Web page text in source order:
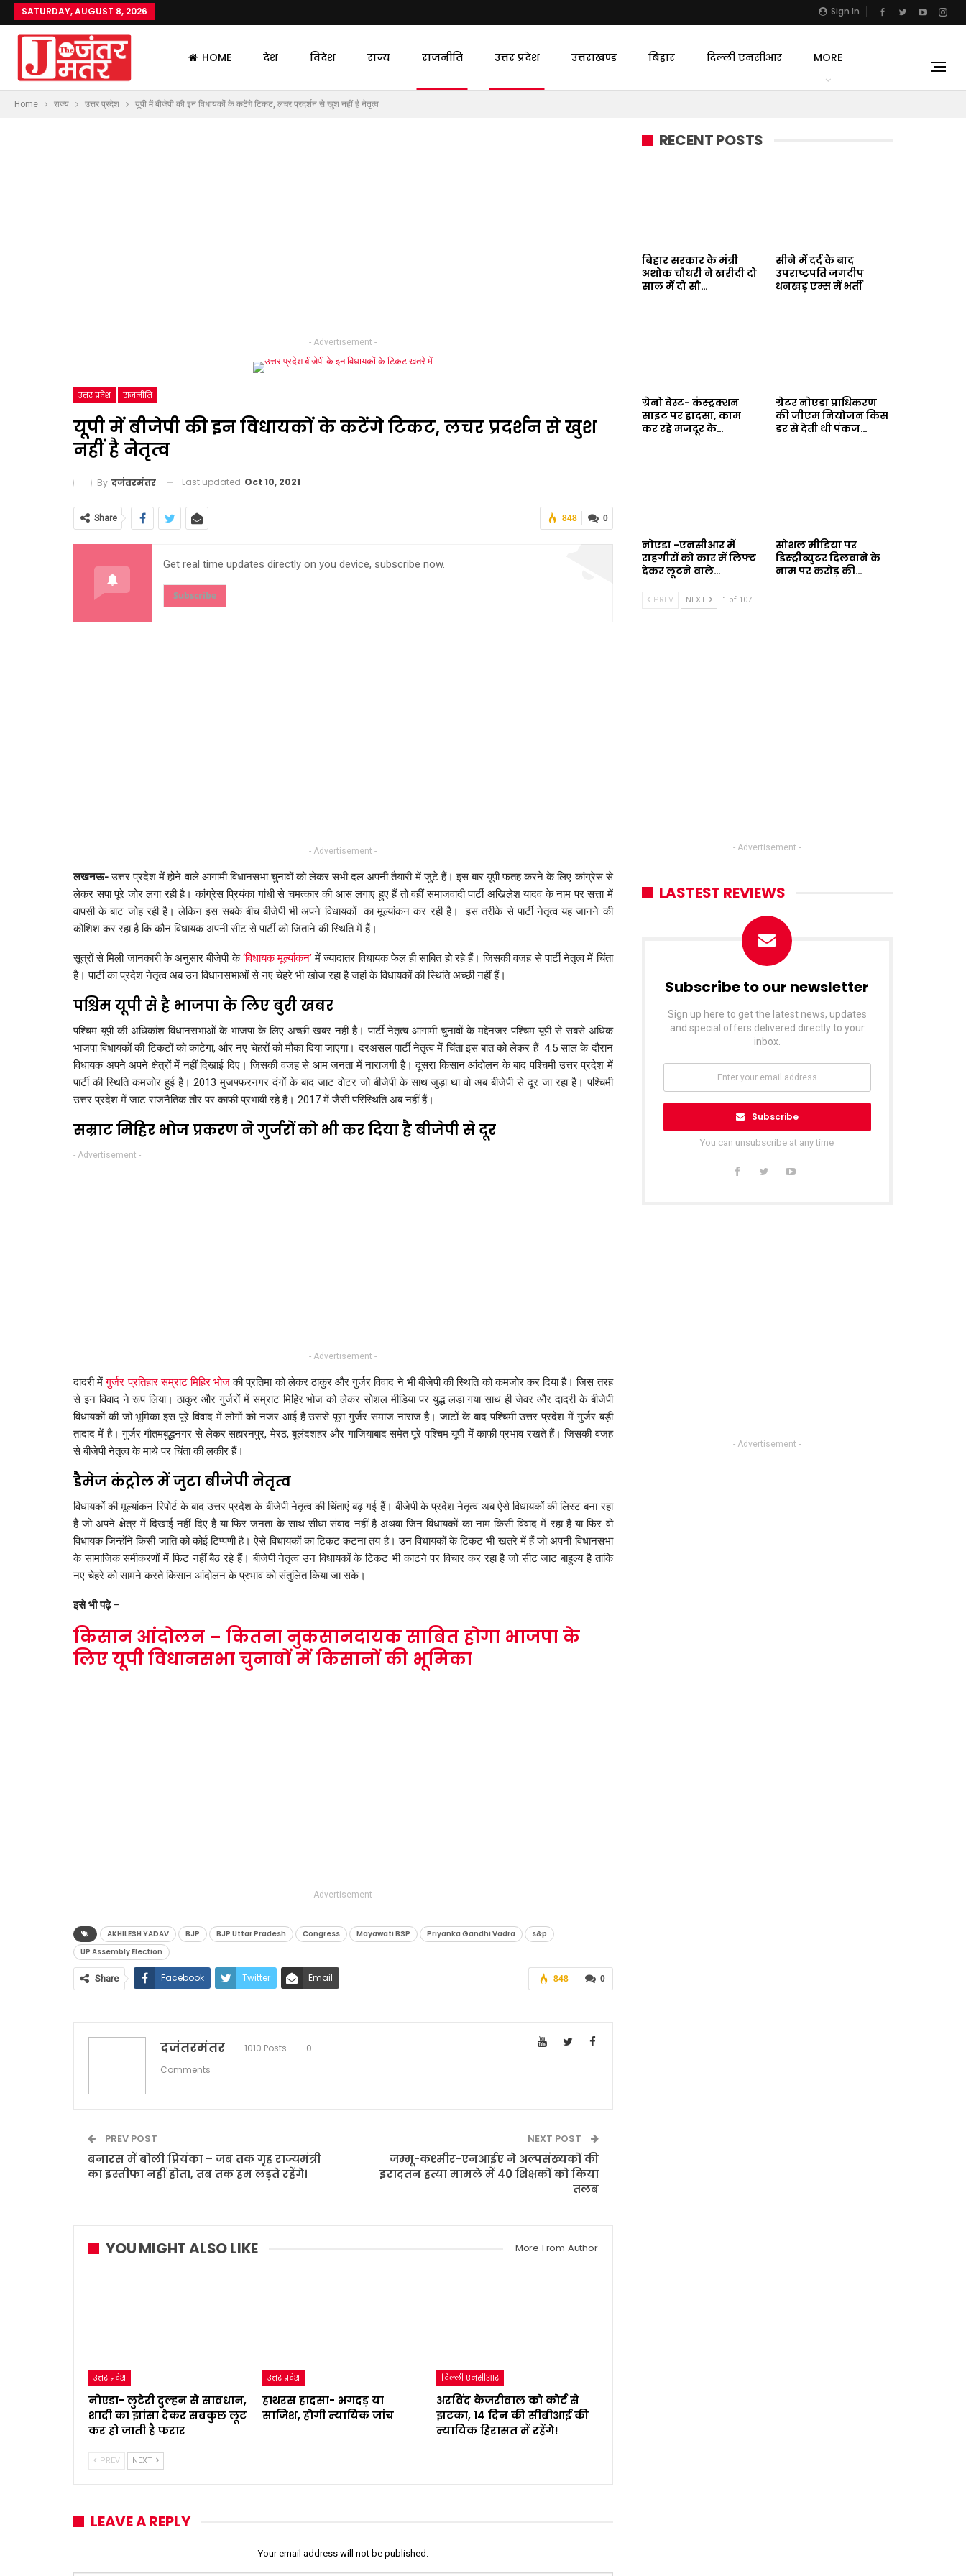
Sign In
SATURDAY, AUGUST 8, 2026
HOME देश विदेश राज्य राजनीति उत्तर प्रदेश उत्तराखण्ड बिहार दिल्ली एनसीआर MORE
Home राज्य उत्तर प्रदेश यूपी में बीजेपी की इन विधायकों के कटेंगे टिकट, लचर प्रदर्शन से खुश नहीं है नेतृत्व
- Advertisement -
उत्तर प्रदेश राजनीति
यूपी में बीजेपी की इन विधायकों के कटेंगे टिकट, लचर प्रदर्शन से खुश
नहीं है नेतृत्व
By दजंतरमंतर Last updated Oct 10, 2021
0
848
Share
Get real time updates directly on you device, subscribe now.
Subscribe
- Advertisement -
लखनऊ-उत्तर प्रदेश में होने वाले आगामी विधानसभा चुनावों को लेकर सभी दल अपनी तैयारी में जुटे हैं। इस बार यूपी फतह करने के लिए कांग्रेस से
लेकर सपा पूरे जोर लगा रही है। कांग्रेस प्रियंका गांधी से चमत्कार की आस लगाए हुए हैं तो वहीं समाजवादी पार्टी अखिलेश यादव के नाम पर सत्ता में
वापसी के बाट जोह रही है। लेकिन इस सबके बीच बीजेपी भी अपने विधायकों का मूल्यांकन कर रही है। इस तरीके से पार्टी नेतृत्व यह जानने की
कोशिश कर रहा है कि कौन विधायक अपनी सीट से पार्टी को जिताने की स्थिति में हैं।
सूत्रों से मिली जानकारी के अनुसार बीजेपी के‘विधायक मूल्यांकन’ में ज्यादातर विधायक फेल ही साबित हो रहे हैं। जिसकी वजह से पार्टी नेतृत्व में चिंता
है। पार्टी का प्रदेश नेतृत्व अब उन विधानसभाओं से नए चेहरे भी खोज रहा है जहां के विधायकों की स्थिति अच्छी नहीं हैं।
पश्चिम यूपी से है भाजपा के लिए बुरी खबर
पश्चिम यूपी की अधिकांश विधानसभाओं के भाजपा के लिए अच्छी खबर नहीं है। पार्टी नेतृत्व आगामी चुनावों के मद्देनजर पश्चिम यूपी से सबसे अधिक
भाजपा विधायकों की टिकटों को काटेगा, और नए चेहरों को मौका दिया जाएगा। दरअसल पार्टी नेतृत्व में चिंता इस बात को लेकर हैं 4.5 साल के दौरान
विधायक अपने अपने क्षेत्रों में नहीं दिखाई दिए। जिसकी वजह से आम जनता में नाराजगी है। दूसरा किसान आंदोलन के बाद पश्चिमी उत्तर प्रदेश में
पार्टी की स्थिति कमजोर हुई है। 2013 मुजफ्फरनगर दंगों के बाद जाट वोटर जो बीजेपी के साथ जुड़ा था वो अब बीजेपी से दूर जा रहा है। पश्चिमी
उत्तर प्रदेश में जाट राजनैतिक तौर पर काफी प्रभावी रहे हैं। 2017 में जैसी परिस्थिति अब नहीं हैं।
सम्राट मिहिर भोज प्रकरण ने गुर्जरों को भी कर दिया है बीजेपी से दूर
- Advertisement -
- Advertisement -
दादरी मेंगुर्जर प्रतिहार सम्राट मिहिर भोजकी प्रतिमा को लेकर ठाकुर और गुर्जर विवाद ने भी बीजेपी की स्थिति को कमजोर कर दिया है। जिस तरह
से इन विवाद ने रूप लिया। ठाकुर और गुर्जरों में सम्राट मिहिर भोज को लेकर सोशल मीडिया पर युद्ध लड़ा गया साथ ही जेवर और दादरी के बीजेपी
विधायकों की जो भूमिका इस पूरे विवाद में लोगों को नजर आई है उससे पूरा गुर्जर समाज नाराज है। जाटों के बाद पश्चिमी उत्तर प्रदेश में गुर्जर बड़ी
तादाद में है। गुर्जर गौतमबुद्धनगर से लेकर सहारनपुर, मेरठ, बुलंदशहर और गाजियाबाद समेत पूरे पश्चिम यूपी में काफी प्रभाव रखते हैं। जिसकी वजह
से बीजेपी नेतृत्व के माथे पर चिंता की लकीर हैं।
डैमेज कंट्रोल में जुटा बीजेपी नेतृत्व
विधायकों की मूल्यांकन रिपोर्ट के बाद उत्तर प्रदेश के बीजेपी नेतृत्व की चिंताएं बढ़ गई हैं। बीजेपी के प्रदेश नेतृत्व अब ऐसे विधायकों की लिस्ट बना रहा
है जो अपने क्षेत्र में दिखाई नहीं दिए हैं या फिर जनता के साथ सीधा संवाद नहीं है अथवा जिन विधायकों का नाम किसी विवाद में रहा है या फिर वो
विधायक जिन्होंने किसी जाति को कोई टिप्पणी है। ऐसे विधायकों का टिकट कटना तय है। उन विधायकों के टिकट भी खतरे में हैं जो अपनी विधानसभा
के सामाजिक समीकरणों में फिट नहीं बैठ रहे हैं। बीजेपी नेतृत्व उन विधायकों के टिकट भी काटने पर विचार कर रहा है जो सीट जाट बाहुल्य है ताकि
नए चेहरे को सामने करते किसान आंदोलन के प्रभाव को संतुलित किया जा सके।
इसे भी पढ़े–
किसान आंदोलन – कितना नुकसानदायक साबित होगा भाजपा के
लिए यूपी विधानसभा चुनावों में किसानों की भूमिका
- Advertisement -
AKHILESH YADAV BJP BJP Uttar Pradesh Congress Mayawati BSP Priyanka Gandhi Vadra
s&p
UP Assembly Election
0
848
Share Facebook Twitter Email
दजंतरमंतर 1010 Posts
0
Comments
PREV POST
बनारस में बोली प्रियंका – जब तक गृह राज्यमंत्री
का इस्तीफा नहीं होता, तब तक हम लड़ते रहेंगे।
NEXT POST
जम्मू-कश्मीर-एनआईए ने अल्पसंख्यकों की
इरादतन हत्या मामले में 40 शिक्षकों को किया
तलब
YOU MIGHT ALSO LIKE More From Author
उत्तर प्रदेश
नोएडा- लुटेरी दुल्हन से सावधान,
शादी का झांसा देकर सबकुछ लूट
कर हो जाती है फरार
उत्तर प्रदेश
हाथरस हादसा- भगदड़ या
साजिश, होगी न्यायिक जांच
दिल्ली एनसीआर
अरविंद केजरीवाल को कोर्ट से
झटका, 14 दिन की सीबीआई की
न्यायिक हिरासत में रहेंगे!
PREV NEXT
LEAVE A REPLY
Your email address will not be published.
RECENT POSTS
बिहार सरकार के मंत्री
अशोक चौधरी ने खरीदी दो
साल में दो सौ…
सीने में दर्द के बाद
उपराष्ट्रपति जगदीप
धनखड़ एम्स में भर्ती
ग्रेनो वेस्ट- कंस्ट्रक्शन
साइट पर हादसा, काम
कर रहे मजदूर के…
ग्रेटर नोएडा प्राधिकरण
की जीएम नियोजन किस
डर से देती थी पंकज…
नोएडा -एनसीआर में
राहगीरों को कार में लिफ्ट
देकर लूटने वाले…
सोशल मीडिया पर
डिस्ट्रीब्युटर दिलवाने के
नाम पर करोड़ की…
PREV NEXT 1 of 107
- Advertisement -
LASTEST REVIEWS
Subscribe to our newsletter
Sign up here to get the latest news, updates
and special offers delivered directly to your
inbox.
Subscribe
You can unsubscribe at any time
- Advertisement -